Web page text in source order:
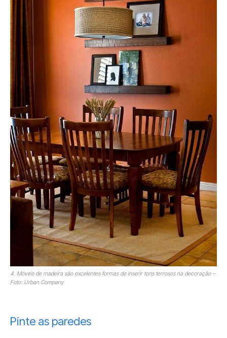
4. Móveis de madeira são excelentes formas de inserir tons terrosos na decoração –
Foto: Urban Company
Pinte as paredes